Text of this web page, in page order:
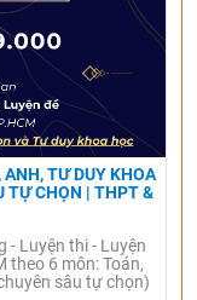
TƯ DUY KHOA
TỰ CHỌN | THPT &
- Luyện thi - Luyện
theo 6 môn: Toán,
sâu tự chọn)